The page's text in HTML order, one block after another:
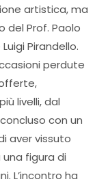
artistica, ma
del Prof. Paolo
Pirandello.
perdute
livelli, dal
con un
aver vissuto
una figura di
L’incontro ha